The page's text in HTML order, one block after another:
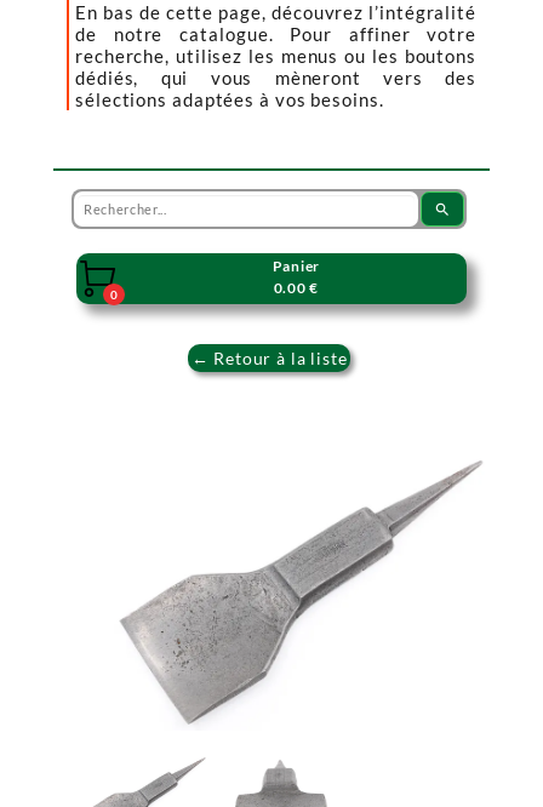
En bas de cette page, découvrez l’intégralité
de notre catalogue. Pour affiner votre
recherche, utilisez les menus ou les boutons
dédiés, qui vous mèneront vers des
sélections adaptées à vos besoins.
search

0
Panier
0.00 €
← Retour à la liste